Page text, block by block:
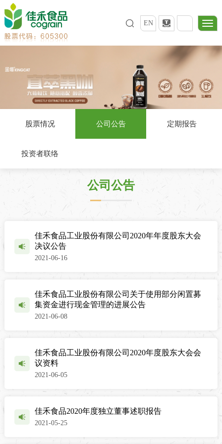
EN
股票情况 公司公告 定期报告
投资者联络
公司公告
佳禾食品工业股份有限公司2020年年度股东大会
决议公告
2021-06-16
佳禾食品工业股份有限公司关于使用部分闲置募
集资金进行现金管理的进展公告
2021-06-08
佳禾食品工业股份有限公司2020年度股东大会会
议资料
2021-06-05
佳禾食品2020年度独立董事述职报告
2021-05-25